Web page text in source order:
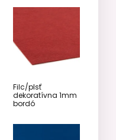
Filc/plsť
dekoratívna 1mm
bordó